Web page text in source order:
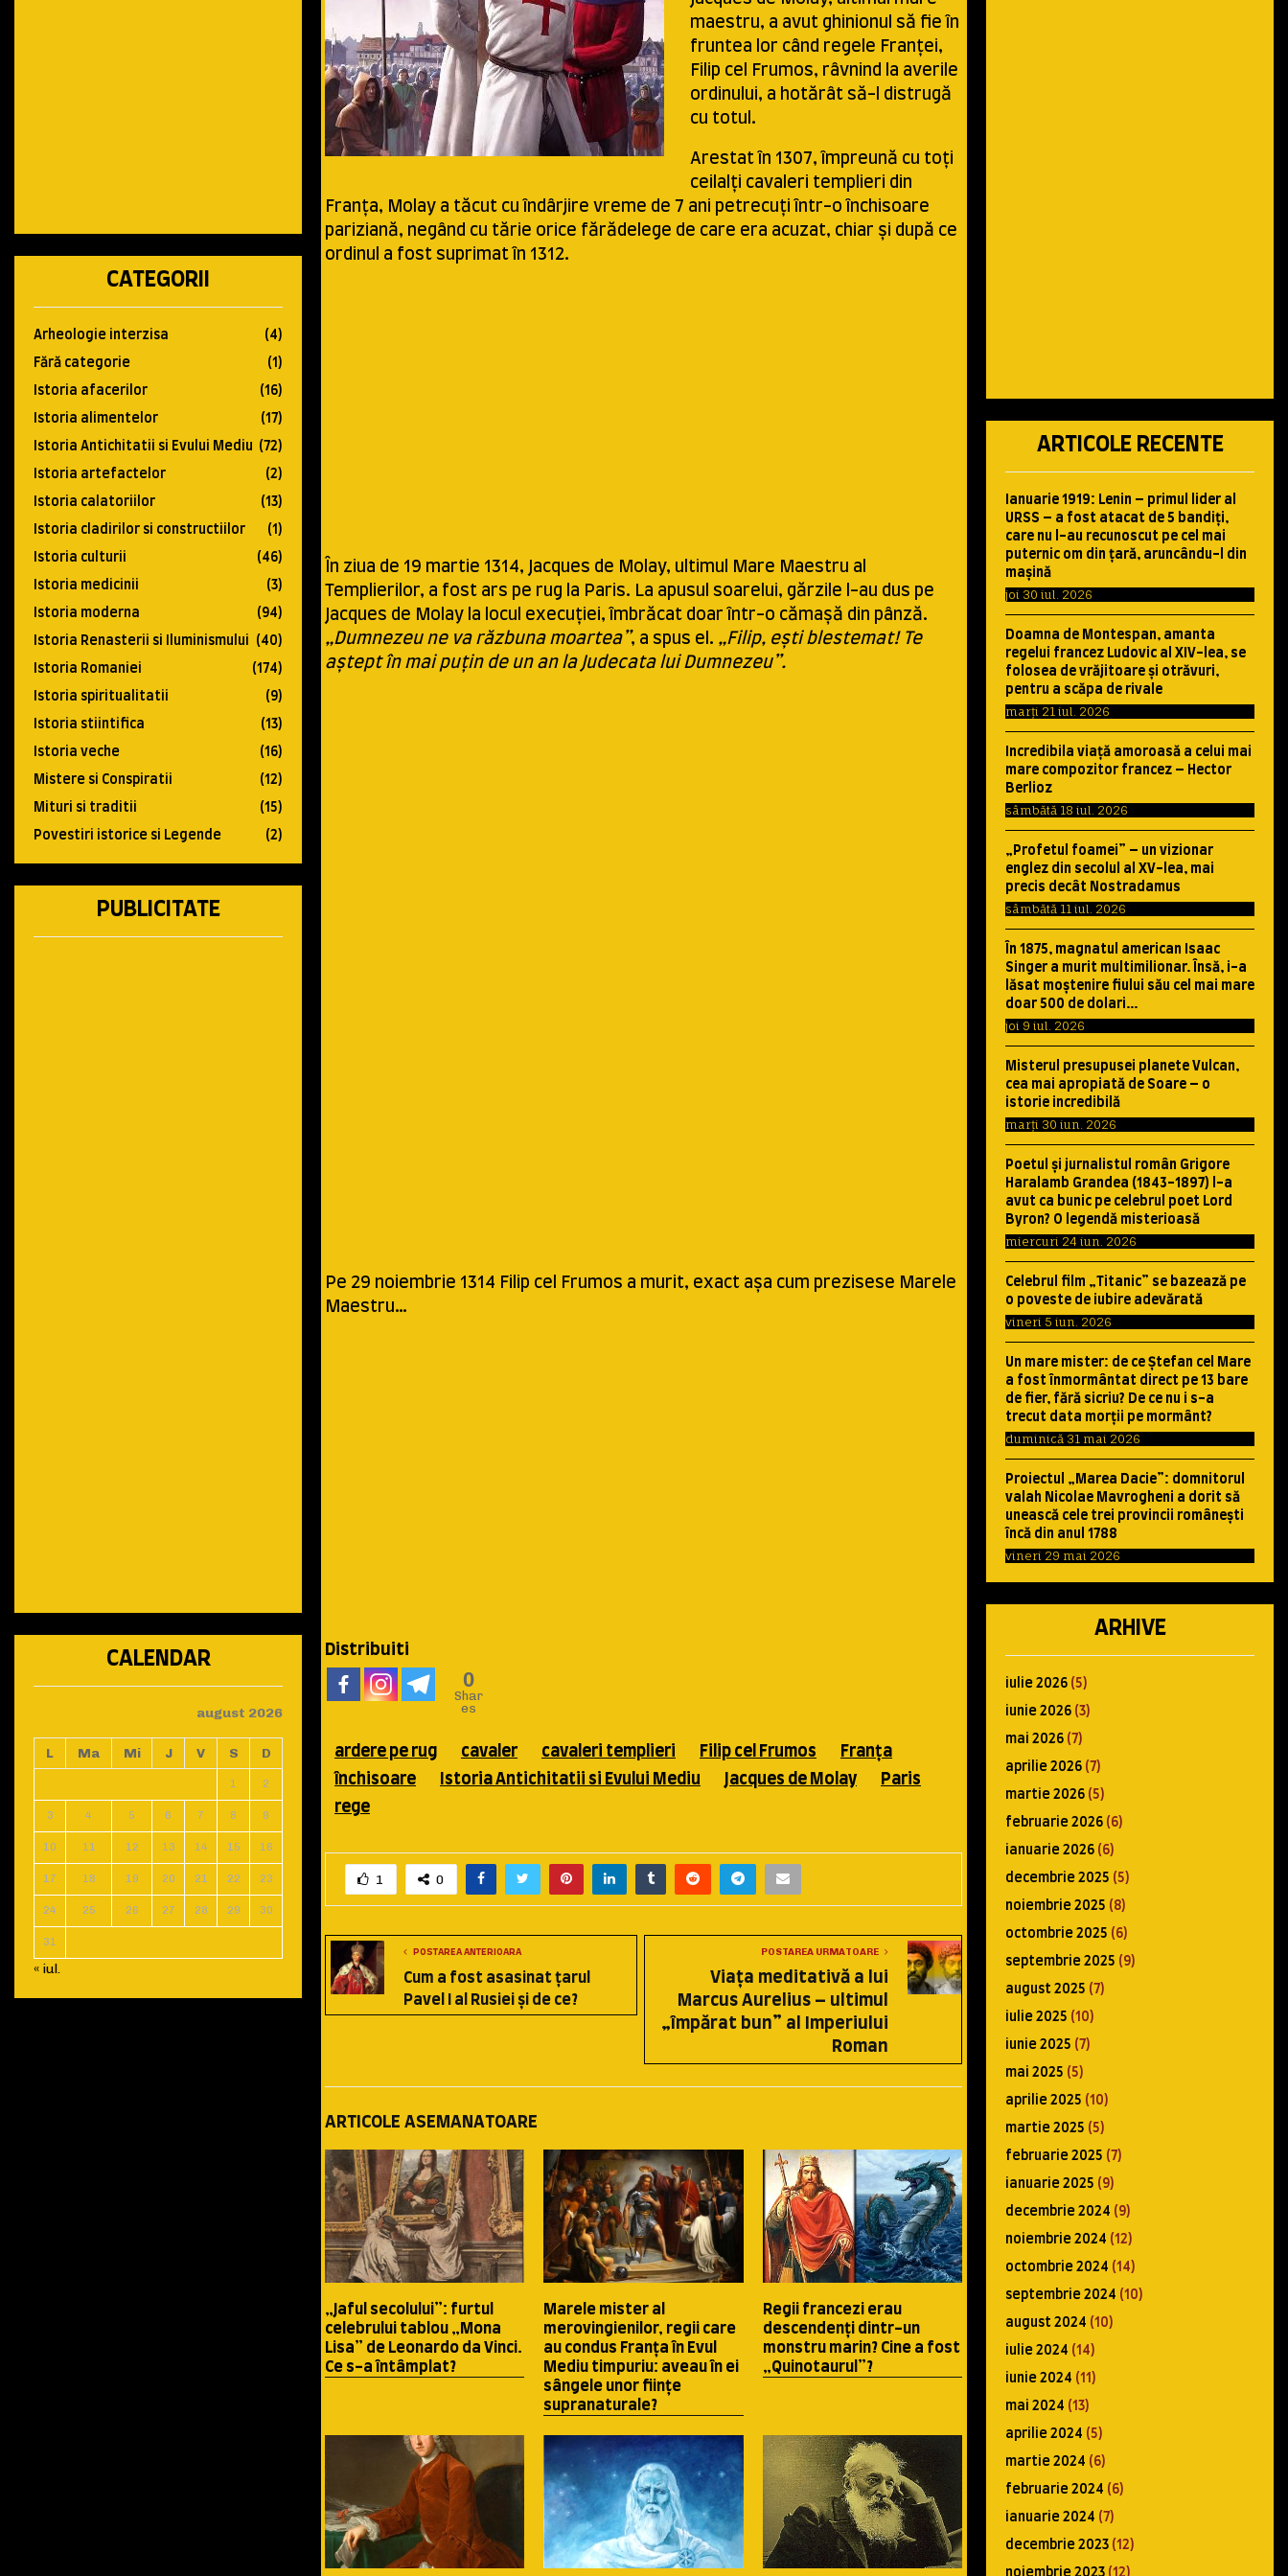
maestru, a avut ghinionul să fie în
fruntea lor când regele Franței,
Filip cel Frumos, râvnind la averile
ordinului, a hotărât să-l distrugă
cu totul.
Arestat în 1307, împreună cu toți
ceilalți cavaleri templieri din
Franța, Molay a tăcut cu îndârjire vreme de 7 ani petrecuți într-o închisoare
pariziană, negând cu tărie orice fărădelege de care era acuzat, chiar și după ce
ordinul a fost suprimat în 1312.
În ziua de 19 martie 1314, Jacques de Molay, ultimul Mare Maestru al
Templierilor, a fost ars pe rug la Paris. La apusul soarelui, gărzile l-au dus pe
Jacques de Molay la locul execuției, îmbrăcat doar într-o cămașă din pânză.
„Dumnezeu ne va răzbuna moartea”, a spus el. „Filip, ești blestemat! Te
aștept în mai puțin de un an la Judecata lui Dumnezeu”.
Pe 29 noiembrie 1314 Filip cel Frumos a murit, exact așa cum prezisese Marele
Maestru…
Distribuiti
0
Shar
es
ardere pe rug cavaler cavaleri templieri Filip cel Frumos
Franţa
închisoare
Istoria Antichitatii si Evului Mediu Jacques de Molay
Paris
rege
1 0
POSTAREA ANTERIOARA
Cum a fost asasinat ţarul
Pavel I al Rusiei şi de ce?
POSTAREA URMATOARE
Viaţa meditativă a lui
Marcus Aurelius – ultimul
„împărat bun” al Imperiului
Roman
ARTICOLE ASEMANATOARE
„Jaful secolului”: furtul
celebrului tablou „Mona
Lisa” de Leonardo da Vinci.
Ce s-a întâmplat?
Marele mister al
merovingienilor, regii care
au condus Franţa în Evul
Mediu timpuriu: aveau în ei
sângele unor fiinţe
supranaturale?
Regii francezi erau
descendenţi dintr-un
monstru marin? Cine a fost
„Quinotaurul”?
CATEGORII
Arheologie interzisa (4)
Fără categorie (1)
Istoria afacerilor (16)
Istoria alimentelor (17)
Istoria Antichitatii si Evului Mediu (72)
Istoria artefactelor (2)
Istoria calatoriilor (13)
Istoria cladirilor si constructiilor (1)
Istoria culturii (46)
Istoria medicinii (3)
Istoria moderna (94)
Istoria Renasterii si Iluminismului (40)
Istoria Romaniei (174)
Istoria spiritualitatii (9)
Istoria stiintifica (13)
Istoria veche (16)
Mistere si Conspiratii (12)
Mituri si traditii (15)
Povestiri istorice si Legende (2)
PUBLICITATE
CALENDAR
august 2026
L Ma Mi J V S D
1 2
3 4 5 6 7 8 9
10 11 12 13 14 15 16
17 18 19 20 21 22 23
24 25 26 27 28 29 30
31
« iul.
ARTICOLE RECENTE
Ianuarie 1919: Lenin – primul lider al
URSS – a fost atacat de 5 bandiţi,
care nu l-au recunoscut pe cel mai
puternic om din ţară, aruncându-l din
maşină
joi 30 iul. 2026
Doamna de Montespan, amanta
regelui francez Ludovic al XIV-lea, se
folosea de vrăjitoare şi otrăvuri,
pentru a scăpa de rivale
marți 21 iul. 2026
Incredibila viaţă amoroasă a celui mai
mare compozitor francez – Hector
Berlioz
sâmbătă 18 iul. 2026
„Profetul foamei” – un vizionar
englez din secolul al XV-lea, mai
precis decât Nostradamus
sâmbătă 11 iul. 2026
În 1875, magnatul american Isaac
Singer a murit multimilionar. Însă, i-a
lăsat moştenire fiului său cel mai mare
doar 500 de dolari…
joi 9 iul. 2026
Misterul presupusei planete Vulcan,
cea mai apropiată de Soare – o
istorie incredibilă
marți 30 iun. 2026
Poetul şi jurnalistul român Grigore
Haralamb Grandea (1843-1897) l-a
avut ca bunic pe celebrul poet Lord
Byron? O legendă misterioasă
miercuri 24 iun. 2026
Celebrul film „Titanic” se bazează pe
o poveste de iubire adevărată
vineri 5 iun. 2026
Un mare mister: de ce Ştefan cel Mare
a fost înmormântat direct pe 13 bare
de fier, fără sicriu? De ce nu i s-a
trecut data morţii pe mormânt?
duminică 31 mai 2026
Proiectul „Marea Dacie”: domnitorul
valah Nicolae Mavrogheni a dorit să
unească cele trei provincii româneşti
încă din anul 1788
vineri 29 mai 2026
ARHIVE
iulie 2026 (5)
iunie 2026 (3)
mai 2026 (7)
aprilie 2026 (7)
martie 2026 (5)
februarie 2026 (6)
ianuarie 2026 (6)
decembrie 2025 (5)
noiembrie 2025 (8)
octombrie 2025 (6)
septembrie 2025 (9)
august 2025 (7)
iulie 2025 (10)
iunie 2025 (7)
mai 2025 (5)
aprilie 2025 (10)
martie 2025 (5)
februarie 2025 (7)
ianuarie 2025 (9)
decembrie 2024 (9)
noiembrie 2024 (12)
octombrie 2024 (14)
septembrie 2024 (10)
august 2024 (10)
iulie 2024 (14)
iunie 2024 (11)
mai 2024 (13)
aprilie 2024 (5)
martie 2024 (6)
februarie 2024 (6)
ianuarie 2024 (7)
decembrie 2023 (12)
noiembrie 2023 (12)